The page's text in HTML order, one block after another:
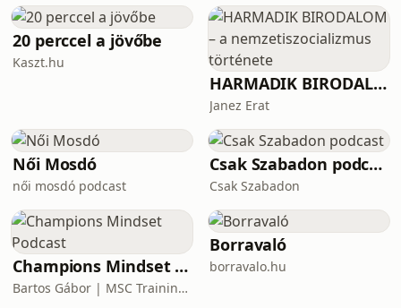
társadalomtudományos kutatásokat a
mesterséges intelligencia áttörése,
milyen eredményeket köszönhetünk
ennek a politikatudomány t
20 perccel a jövőbe
Kaszt.hu
HARMADIK BIRODALOM – a nemzetiszocializmus története
Janez Erat
Női Mosdó
női mosdó podcast
Csak Szabadon podcast
Csak Szabadon
Champions Mindset Podcast
Bartos Gábor | MSC Training Group
Borravaló
borravalo.hu